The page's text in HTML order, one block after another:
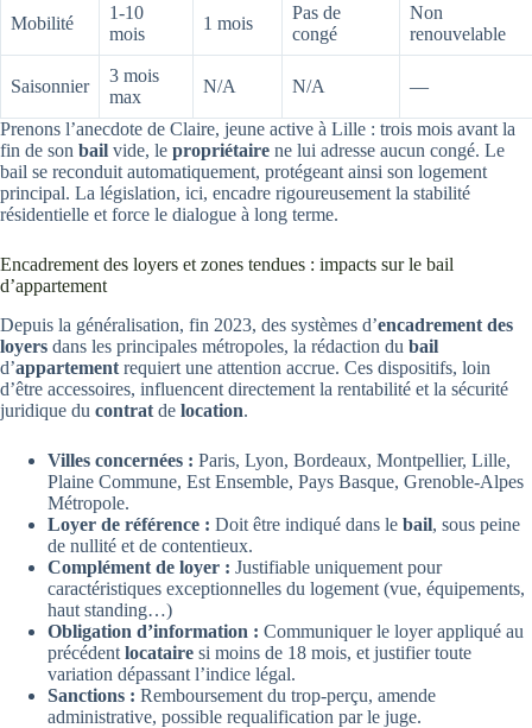
Mobilité
1-10
mois
1 mois
Pas de
congé
Non
renouvelable
Saisonnier
3 mois
max
N/A N/A —
Prenons l’anecdote de Claire, jeune active à Lille : trois mois avant la
fin de son bail vide, le propriétaire ne lui adresse aucun congé. Le
bail se reconduit automatiquement, protégeant ainsi son logement
principal. La législation, ici, encadre rigoureusement la stabilité
résidentielle et force le dialogue à long terme.
Encadrement des loyers et zones tendues : impacts sur le bail
d’appartement
Depuis la généralisation, fin 2023, des systèmes d’encadrement des
loyers dans les principales métropoles, la rédaction du bail
d’appartement requiert une attention accrue. Ces dispositifs, loin
d’être accessoires, influencent directement la rentabilité et la sécurité
juridique du contrat de location.
Villes concernées : Paris, Lyon, Bordeaux, Montpellier, Lille,
Plaine Commune, Est Ensemble, Pays Basque, Grenoble-Alpes
Métropole.
Loyer de référence : Doit être indiqué dans le bail, sous peine
de nullité et de contentieux.
Complément de loyer : Justifiable uniquement pour
caractéristiques exceptionnelles du logement (vue, équipements,
haut standing…)
Obligation d’information : Communiquer le loyer appliqué au
précédent locataire si moins de 18 mois, et justifier toute
variation dépassant l’indice légal.
Sanctions : Remboursement du trop-perçu, amende
administrative, possible requalification par le juge.